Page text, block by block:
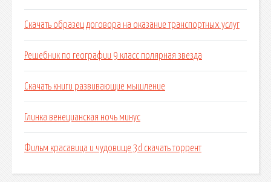
Скачать образец договора на оказание транспортных услуг
Решебник по географии 9 класс полярная звезда
Скачать книги развивающие мышление
Глинка венецианская ночь минус
Фильм красавица и чудовище 3d скачать торрент